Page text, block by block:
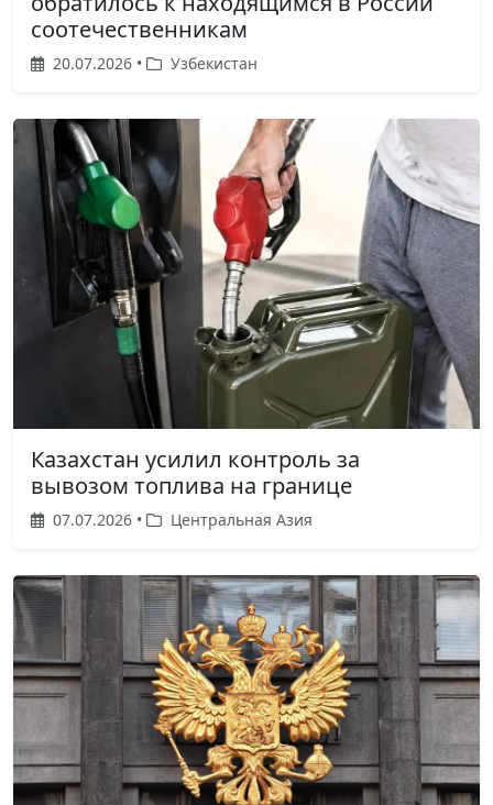
соотечественникам
20.07.2026 • Узбекистан
Казахстан усилил контроль за
вывозом топлива на границе
07.07.2026 • Центральная Азия